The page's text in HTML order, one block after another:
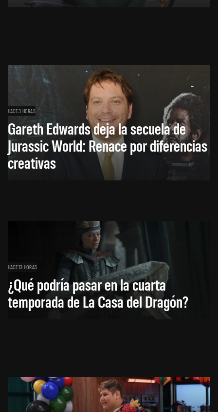
HACE 3 HORAS
Gareth Edwards deja la secuela de
Jurassic World: Renace por diferencias
creativas
HACE 13 HORAS
¿Qué podría pasar en la cuarta
temporada de La Casa del Dragón?